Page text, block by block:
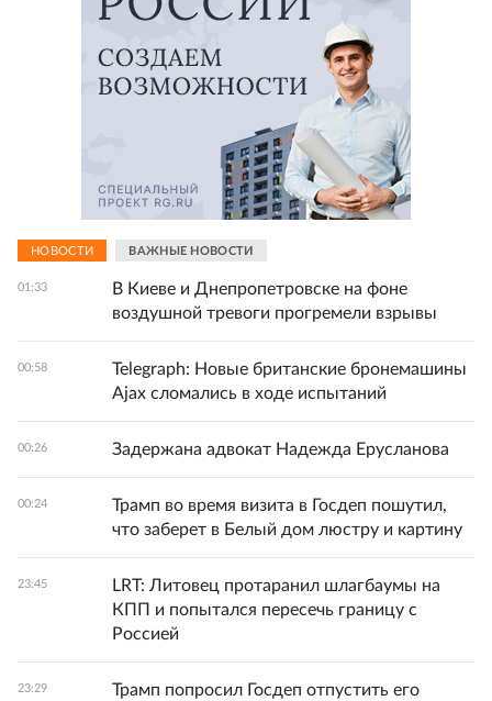
НОВОСТИ ВАЖНЫЕ НОВОСТИ
01:33
В Киеве и Днепропетровске на фоне
воздушной тревоги прогремели взрывы
00:58
Telegraph: Новые британские бронемашины
Ajax сломались в ходе испытаний
00:26 Задержана адвокат Надежда Ерусланова
00:24
Трамп во время визита в Госдеп пошутил,
что заберет в Белый дом люстру и картину
23:45
LRT: Литовец протаранил шлагбаумы на
КПП и попытался пересечь границу с
Россией
23:29
Трамп попросил Госдеп отпустить его